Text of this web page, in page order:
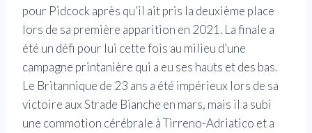
pour Pidcock après qu’il ait pris la deuxième place
lors de sa première apparition en 2021. La finale a
été un défi pour lui cette fois au milieu d’une
campagne printanière qui a eu ses hauts et des bas.
Le Britannique de 23 ans a été impérieux lors de sa
victoire aux Strade Bianche en mars, mais il a subi
une commotion cérébrale à Tirreno-Adriatico et a